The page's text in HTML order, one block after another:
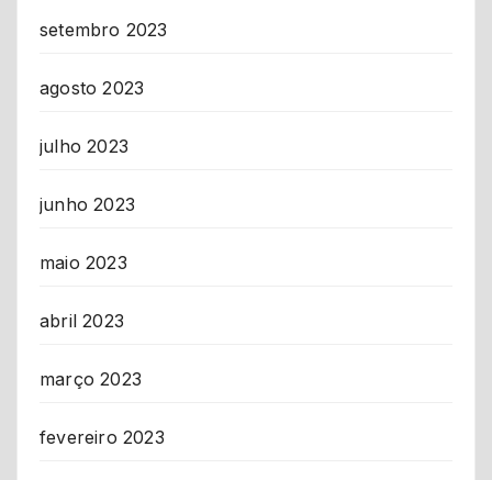
setembro 2023
agosto 2023
julho 2023
junho 2023
maio 2023
abril 2023
março 2023
fevereiro 2023